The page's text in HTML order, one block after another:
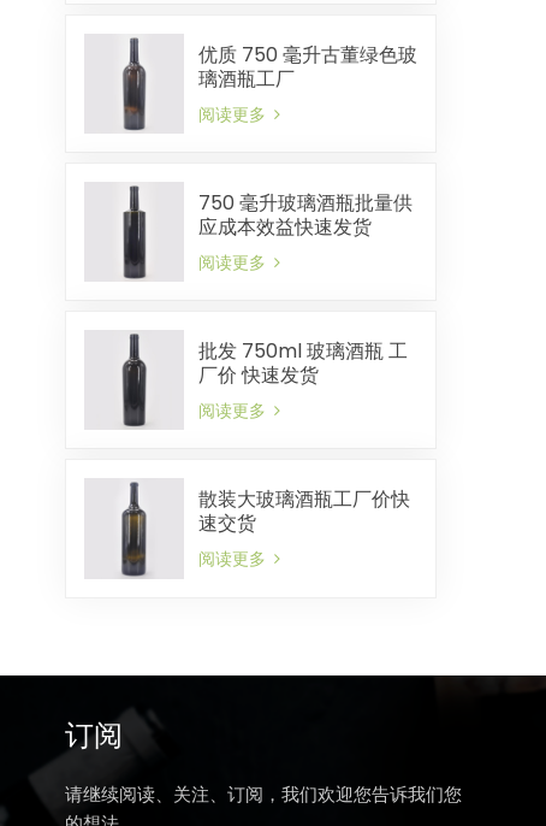
优质 750 毫升古董绿色玻
璃酒瓶工厂
阅读更多
750 毫升玻璃酒瓶批量供
应成本效益快速发货
阅读更多
批发 750ml 玻璃酒瓶 工
厂价 快速发货
阅读更多
散装大玻璃酒瓶工厂价快
速交货
阅读更多
订阅
请继续阅读、关注、订阅，我们欢迎您告诉我们您